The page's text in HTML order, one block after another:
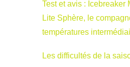
Test et avis : Icebreaker
Lite Sphère, le
températures
Les difficultés de la